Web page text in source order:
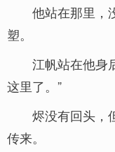
他站在那里，
塑。
江帆站在他身
这里了。”
烬没有回头，
传来。